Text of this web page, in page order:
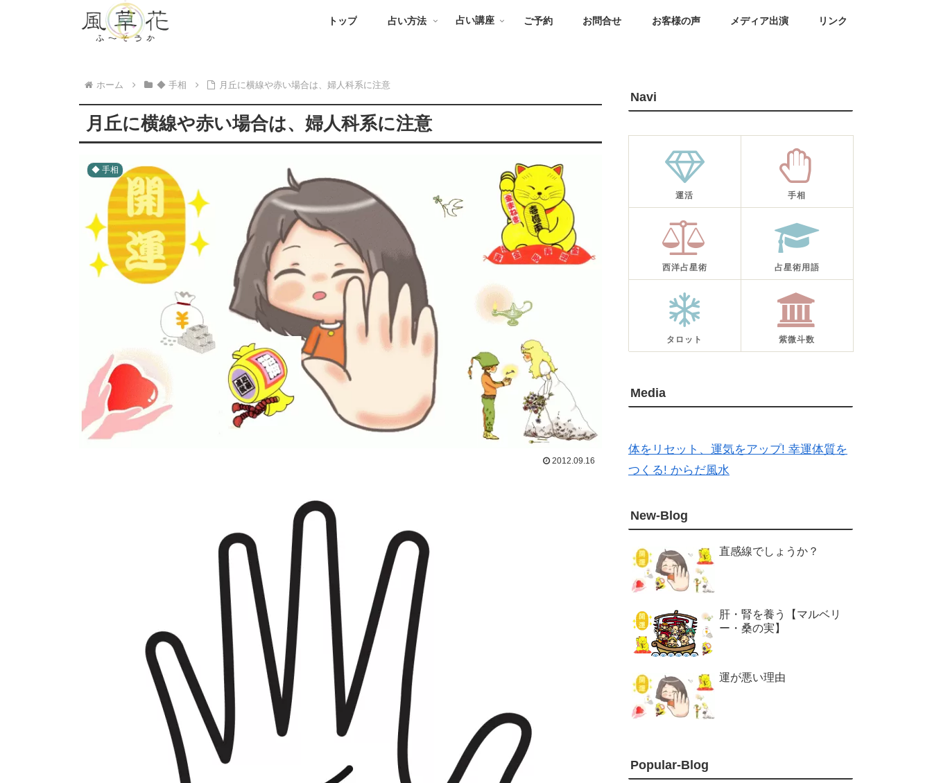
トップ 占い方法 占い講座 ご予約 お問合せ お客様の声 メディア出演 リンク
ホーム ◆ 手相 月丘に横線や赤い場合は、婦人科系に注意
月丘に横線や赤い場合は、婦人科系に注意
◆ 手相
2012.09.16
Navi
運活 手相
西洋占星術 占星術用語
タロット 紫微斗数
Media
体をリセット、運気をアップ! 幸運体質を
つくる! からだ風水
New-Blog
直感線でしょうか？
肝・腎を養う【マルベリ
ー・桑の実】
運が悪い理由
Popular-Blog